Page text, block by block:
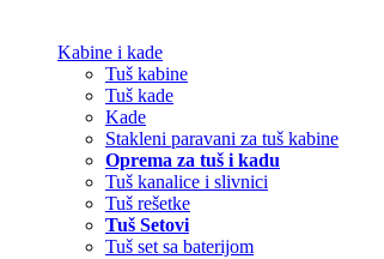
Kabine i kade
Tuš kabine
Tuš kade
Kade
Stakleni paravani za tuš kabine
Oprema za tuš i kadu
Tuš kanalice i slivnici
Tuš rešetke
Tuš Setovi
Tuš set sa baterijom